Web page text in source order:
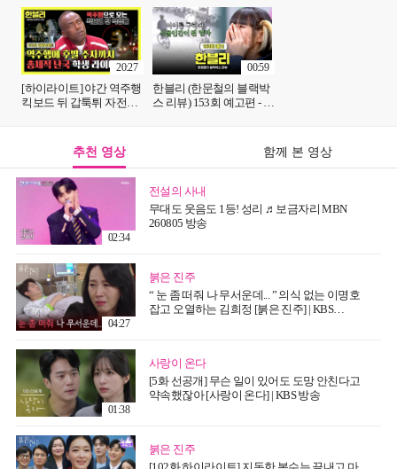
💢 | JTBC 251203 방송
해자는 전신 골절😥 |
JTBC 251203 방송
[하이라이트] 야간 역주행
킥보드 뒤 갑툭튀 자전거
251203 방송
20:27
한블리 (한문철의 블랙박
스 리뷰) 153회 예고편 - 아
00:59
추천 영상 함께 본 영상
전설의 사내
무대도 웃음도 1등! 성리 ♬보금자리 MBN
260805 방송
02:34
붉은 진주
“ 눈 좀 떠줘 나 무서운데... ” 의식 없는 이명호
잡고 오열하는 김희정 [붉은 진주] | KBS
04:27
사랑이 온다
[5화 선공개] 무슨 일이 있어도 도망 안친다고
약속했잖아 [사랑이 온다] | KBS 방송
01:38
붉은 진주